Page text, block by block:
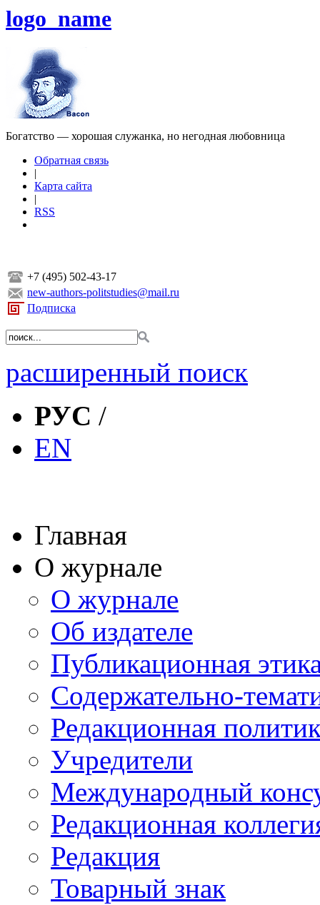
logo_name
Богатство — хорошая служанка, но негодная любовница
Обратная связь
|
Карта сайта
|
RSS
+7 (495) 502-43-17
new-authors-politstudies@mail.ru
Подписка
расширенный поиск
РУС /
EN
Главная
О журнале
О журнале
Об издателе
Публикационная
Содержательно-
Редакционная
Учредители
Международный
Редакционная
Редакция
Товарный знак